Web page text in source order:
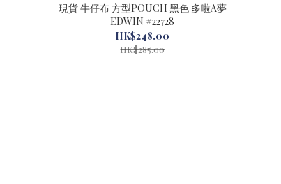
現貨 牛仔布 方型POUCH 黑色 多啦A夢
EDWIN #22728
HK$248.00
HK$285.00